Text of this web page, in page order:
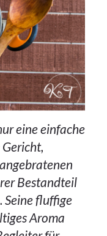
eine einfache
Bestandteil
Seine fluffige
Aroma